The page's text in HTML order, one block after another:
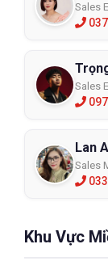
Sales
Sales
Lan
Sales
Khu Vực